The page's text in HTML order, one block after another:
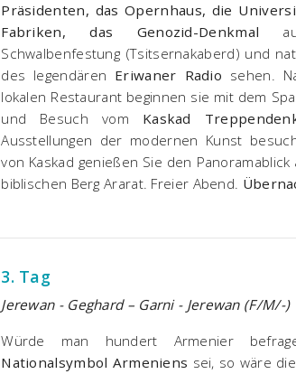
Präsidenten, das Opernhaus, die
Fabriken, das Genozid-Denkmal
Schwalbenfestung (Tsitsernakaberd) und
des legendären Eriwaner Radio sehen.
lokalen Restaurant beginnen sie mit dem
und Besuch vom Kaskad
Ausstellungen der modernen Kunst
von Kaskad genießen Sie den
biblischen Berg Ararat. Freier Abend.
3. Tag
Jerewan - Geghard – Garni - Jerewan (F/M/-)
Würde man hundert Armenier
Nationalsymbol Armeniens sei, so wäre